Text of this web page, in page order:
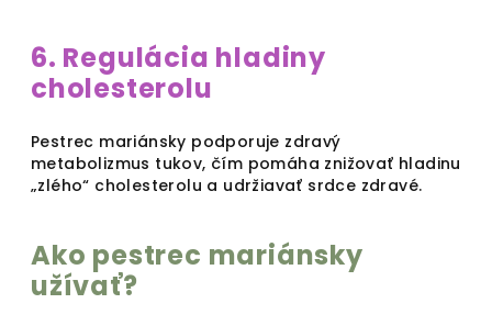
6. Regulácia hladiny
cholesterolu
Pestrec mariánsky podporuje zdravý
metabolizmus tukov, čím pomáha znižovať hladinu
„zlého“ cholesterolu a udržiavať srdce zdravé.
Ako pestrec mariánsky
užívať?